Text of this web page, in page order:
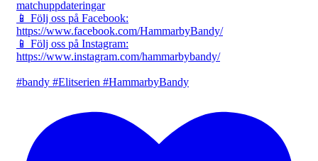
matchuppdateringar
📱 Följ oss på Facebook:
https://www.facebook.com/HammarbyBandy/
📱 Följ oss på Instagram:
https://www.instagram.com/hammarbybandy/
#bandy #Elitserien #HammarbyBandy